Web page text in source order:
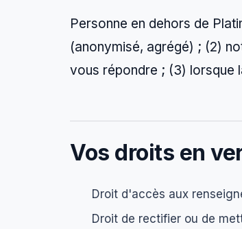
Personne en dehors de
(anonymisé, agrégé) ; (2)
vous répondre ; (3) lorsque
Vos droits en
Droit d'accès aux
Droit de rectifier ou de